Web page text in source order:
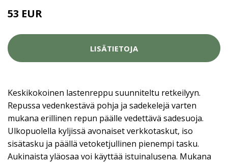
53 EUR
LISÄTIETOJA
Keskikokoinen lastenreppu suunniteltu retkeilyyn.
Repussa vedenkestävä pohja ja sadekelejä varten
mukana erillinen repun päälle vedettävä sadesuoja.
Ulkopuolella kyljissä avonaiset verkkotaskut, iso
sisätasku ja päällä vetoketjullinen pienempi tasku.
Aukinaista yläosaa voi käyttää istuinalusena. Mukana